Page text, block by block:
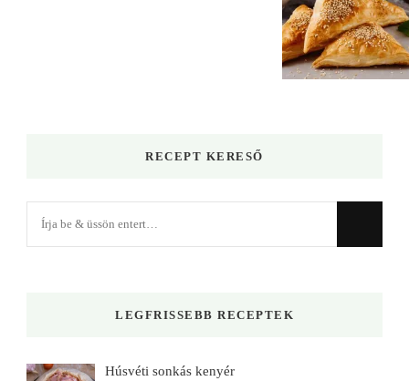
RECEPT KERESŐ
Keres
LEGFRISSEBB RECEPTEK
Húsvéti sonkás kenyér